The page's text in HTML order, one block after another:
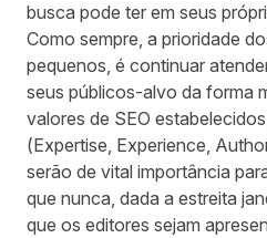
busca pode ter em seus
Como sempre, a prioridade
pequenos, é continuar
seus públicos-alvo da forma
valores de SEO
(Expertise, Experience,
serão de vital importância
que nunca, dada a estreita
que os editores sejam